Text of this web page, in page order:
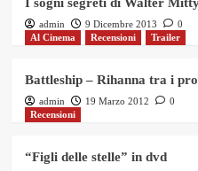
admin 9 Dicembre 2013
0
Al Cinema
Recensioni Trailer
Battleship – Rihanna tra i
admin 19 Marzo 2012
0
Recensioni
“Figli delle stelle” in dvd